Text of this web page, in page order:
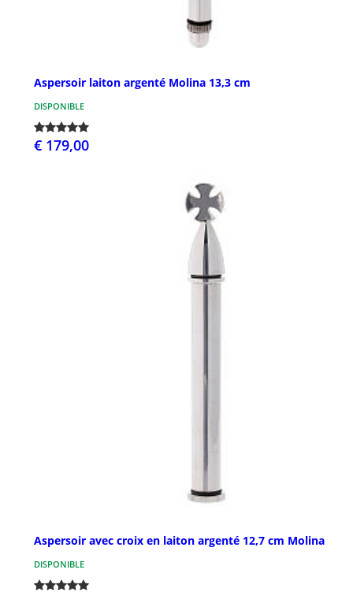
Aspersoir laiton argenté Molina 13,3 cm
DISPONIBLE
€ 179,00
Aspersoir avec croix en laiton argenté 12,7 cm Molina
DISPONIBLE